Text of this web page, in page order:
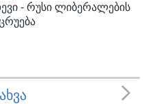
- რუსი ლიბერალების